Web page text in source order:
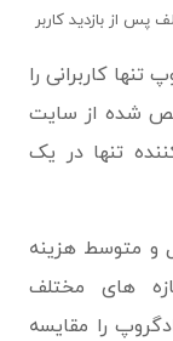
پس از بازدید کاربر
تنها کاربرانی را
شده از سایت
تنها در یک
و متوسط هزینه
های مختلف
را مقایسه